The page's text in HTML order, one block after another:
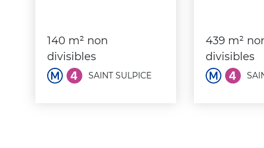
140 m² non
divisibles
SAINT SULPICE
439 m²
divisibles